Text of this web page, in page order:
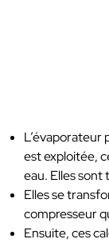
L’évaporateur
est exploitée,
eau. Elles sont
Elles se
compresseur
Ensuite, ces